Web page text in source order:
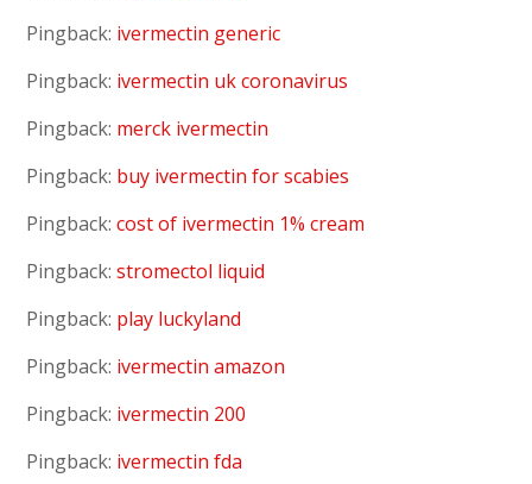
Pingback: ivermectin generic
Pingback: ivermectin uk coronavirus
Pingback: merck ivermectin
Pingback: buy ivermectin for scabies
Pingback:cost of ivermectin 1% cream
Pingback:stromectol liquid
Pingback: play luckyland
Pingback: ivermectin amazon
Pingback: ivermectin 200
Pingback: ivermectin fda